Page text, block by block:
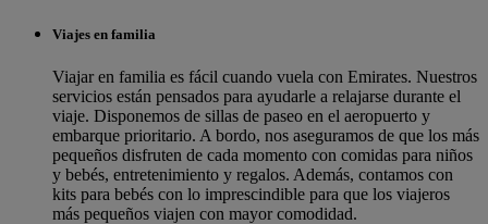
Viajes en familia
Viajar en familia es fácil cuando vuela con Emirates. Nuestros
servicios están pensados para ayudarle a relajarse durante el
viaje. Disponemos de sillas de paseo en el aeropuerto y
embarque prioritario. A bordo, nos aseguramos de que los más
pequeños disfruten de cada momento con comidas para niños
y bebés, entretenimiento y regalos. Además, contamos con
kits para bebés con lo imprescindible para que los viajeros
más pequeños viajen con mayor comodidad.